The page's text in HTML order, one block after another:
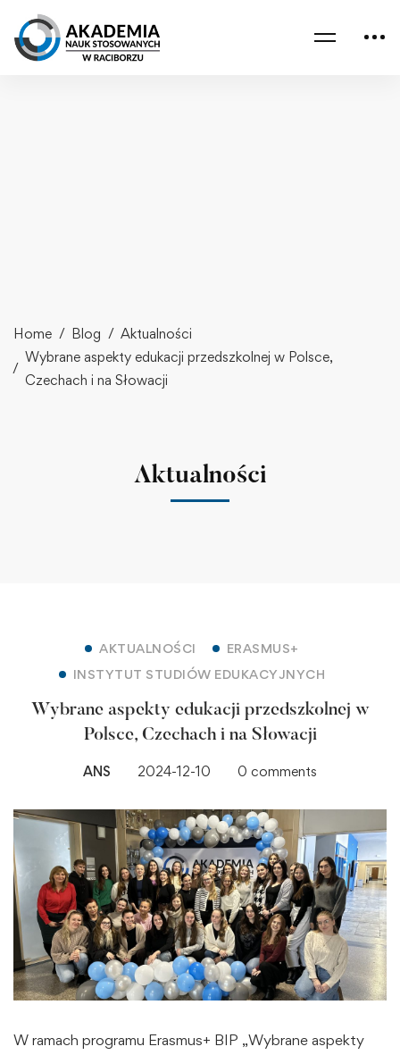
Home Blog
Aktualności
Wybrane aspekty edukacji przedszkolnej w Polsce,
Czechach i na Słowacji
Aktualności
AKTUALNOŚCI
ERASMUS+
INSTYTUT STUDIÓW EDUKACYJNYCH
Wybrane aspekty edukacji przedszkolnej w
Polsce, Czechach i na Słowacji
ANS 2024-12-10 0 comments
W ramach programu Erasmus+ BIP „Wybrane aspekty